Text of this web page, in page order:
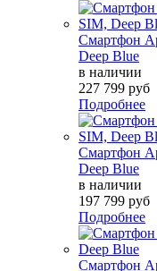
Смартфон
Deep Blue
в наличии
227 799 руб
Подробнее
Смартфон
Deep Blue
в наличии
197 799 руб
Подробнее
Смартфон